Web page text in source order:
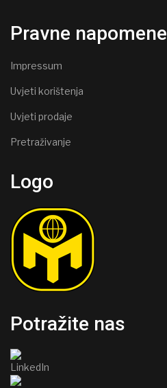
Pravne napomene
Impressum
Uvjeti korištenja
Uvjeti prodaje
Pretraživanje
Logo
Potražite nas